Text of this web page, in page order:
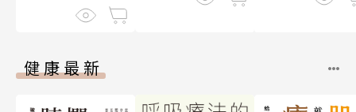
健康最新